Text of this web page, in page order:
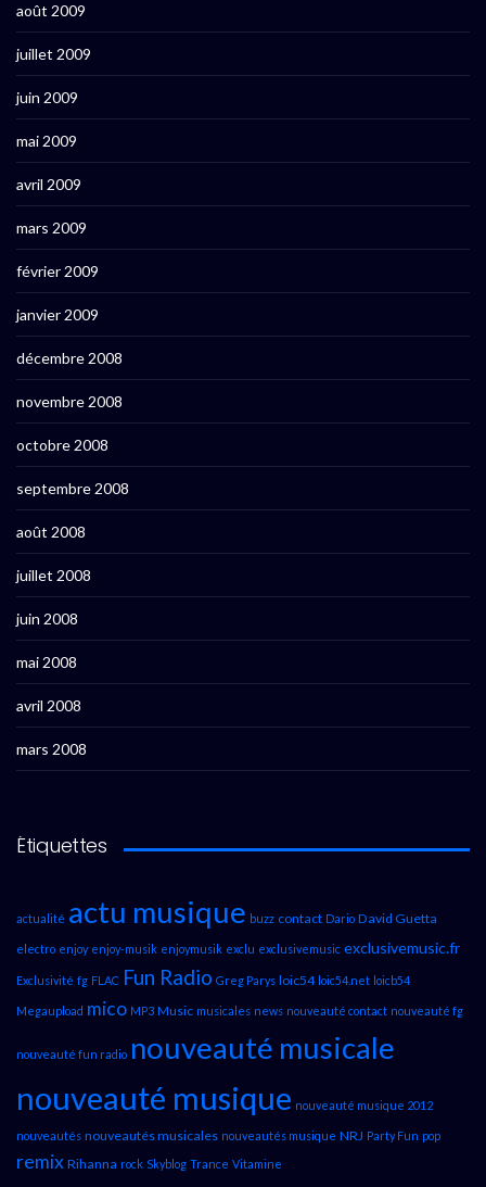
août 2009
juillet 2009
juin 2009
mai 2009
avril 2009
mars 2009
février 2009
janvier 2009
décembre 2008
novembre 2008
octobre 2008
septembre 2008
août 2008
juillet 2008
juin 2008
mai 2008
avril 2008
mars 2008
Étiquettes
actualité actu musique buzz contact Dario David Guetta
electro enjoy enjoy-musik enjoymusik exclu exclusivemusic exclusivemusic.fr
Exclusivité fg FLAC Fun Radio Greg Parys loic54 loic54.net loicb54
Megaupload mico MP3 Music musicales news nouveauté contact nouveauté fg
nouveauté fun radio nouveauté musicale
nouveauté musique nouveauté musique 2012
nouveautés nouveautés musicales nouveautés musique NRJ Party Fun pop
remix Rihanna rock Skyblog Trance Vitamine